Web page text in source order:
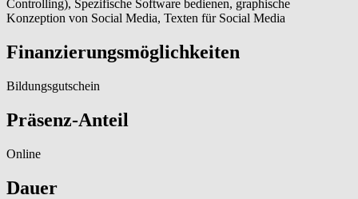
Controlling), Spezifische Software bedienen, graphische
Konzeption von Social Media, Texten für Social Media
Finanzierungsmöglichkeiten
Bildungsgutschein
Präsenz-Anteil
Online
Dauer